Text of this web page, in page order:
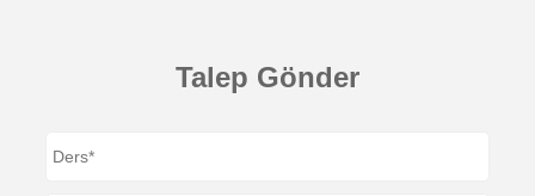
Talep Gönder